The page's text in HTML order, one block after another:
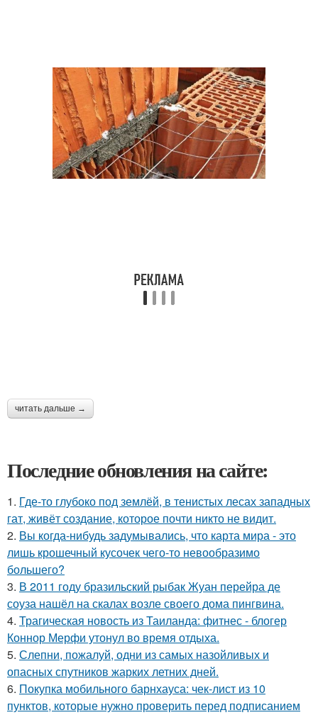
читать дальше →
Последние обновления на сайте:
1. Где-то глубоко под землёй, в тенистых лесах западных
гат, живёт создание, которое почти никто не видит.
2. Вы когда-нибудь задумывались, что карта мира - это
лишь крошечный кусочек чего-то невообразимо
большего?
3. В 2011 году бразильский рыбак Жуан перейра де
соуза нашёл на скалах возле своего дома пингвина.
4. Трагическая новость из Таиланда: фитнес - блогер
Коннор Мерфи утонул во время отдыха.
5. Слепни, пожалуй, одни из самых назойливых и
опасных спутников жарких летних дней.
6. Покупка мобильного барнхауса: чек-лист из 10
пунктов, которые нужно проверить перед подписанием